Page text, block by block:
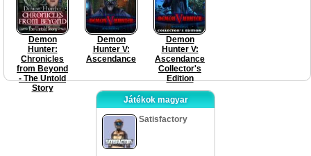
Demon
Hunter:
Chronicles
from Beyond
- The Untold
Story
Demon
Hunter V:
Ascendance
Demon
Hunter V:
Ascendance
Collector's
Edition
Játékok magyar
Satisfactory